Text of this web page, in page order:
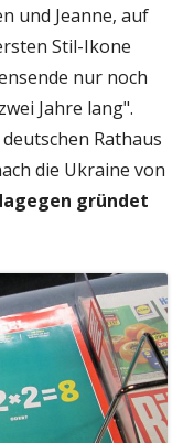
und Jeanne, auf
Stil-Ikone
nur noch
Jahre lang".
Rathaus
die Ukraine von
gründet